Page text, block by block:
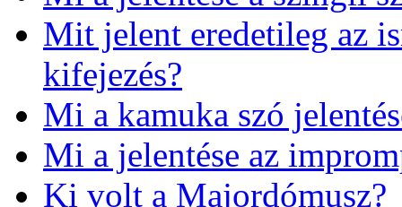
Mit jelent eredetileg az
kifejezés?
Mi a kamuka szó
Mi a jelentése az
Ki volt a Majordómusz?